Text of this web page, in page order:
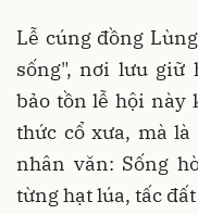
Lễ cúng đồng
sống", nơi lưu giữ
bảo tồn lễ hội này
thức cổ xưa, mà
nhân văn: Sống
từng hạt lúa, tấc